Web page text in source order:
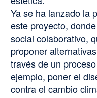
Ya se ha lanzado la
este proyecto,
social colaborativo,
proponer
través de un
ejemplo, poner el
contra el cambio